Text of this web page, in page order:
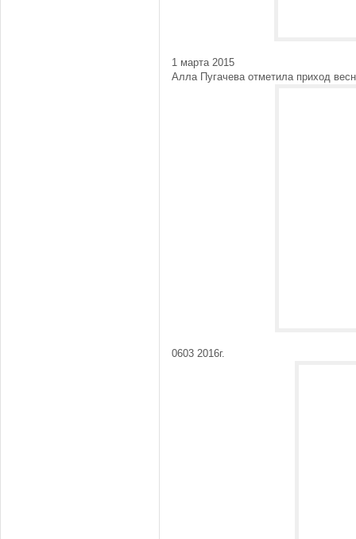
1 марта 2015
Алла Пугачева отметила приход
0603 2016г.